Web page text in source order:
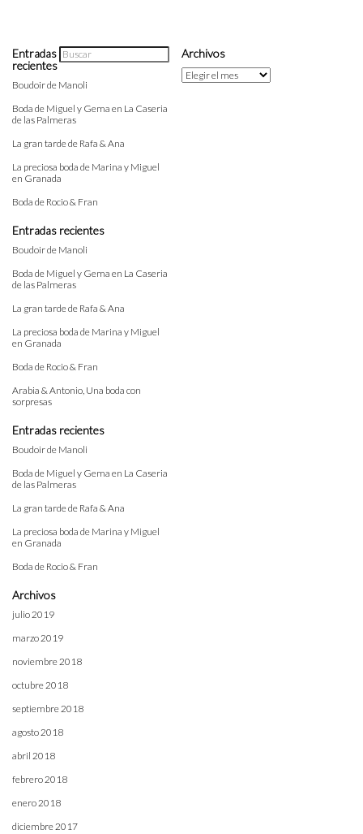
Entradas
recientes
Boudoir de Manoli
Boda de Miguel y Gema en La Caseria
de las Palmeras
La gran tarde de Rafa & Ana
La preciosa boda de Marina y Miguel
en Granada
Boda de Rocio & Fran
Entradas recientes
Boudoir de Manoli
Boda de Miguel y Gema en La Caseria
de las Palmeras
La gran tarde de Rafa & Ana
La preciosa boda de Marina y Miguel
en Granada
Boda de Rocio & Fran
Arabia & Antonio, Una boda con
sorpresas
Entradas recientes
Boudoir de Manoli
Boda de Miguel y Gema en La Caseria
de las Palmeras
La gran tarde de Rafa & Ana
La preciosa boda de Marina y Miguel
en Granada
Boda de Rocio & Fran
Archivos
julio 2019
marzo 2019
noviembre 2018
octubre 2018
septiembre 2018
agosto 2018
abril 2018
febrero 2018
enero 2018
diciembre 2017
Archivos
Archivos